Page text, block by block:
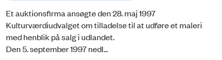
Et auktionsfirma ansøgte den 28. maj 1997
Kulturværdiudvalget om tilladelse til at udføre et maleri
med henblik på salg i udlandet.
Den 5. september 1997 nedl...